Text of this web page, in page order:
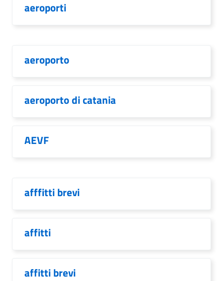
aeroporti
aeroporto
aeroporto di catania
AEVF
afffitti brevi
affitti
affitti brevi